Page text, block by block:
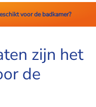
voor de badkamer?
zijn het
de